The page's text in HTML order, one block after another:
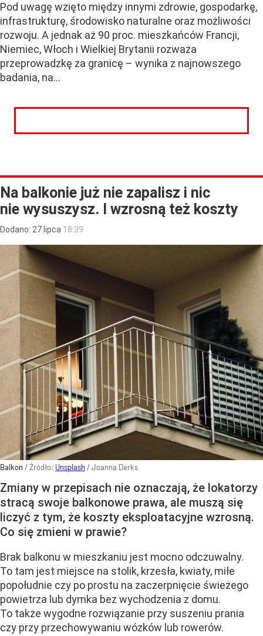
Pod uwagę wzięto między innymi zdrowie, gospodarkę,
infrastrukturę, środowisko naturalne oraz możliwości
rozwoju. A jednak aż 90 proc. mieszkańców Francji,
Niemiec, Włoch i Wielkiej Brytanii rozważa
przeprowadzkę za granicę – wynika z najnowszego
badania, na...
Na balkonie już nie zapalisz i nic
nie wysuszysz. I wzrosną też koszty
Dodano: 27 lipca 18:39
Balkon / Źródło: Unsplash / Joanna Derks
Zmiany w przepisach nie oznaczają, że lokatorzy
stracą swoje balkonowe prawa, ale muszą się
liczyć z tym, że koszty eksploatacyjne wzrosną.
Co się zmieni w prawie?
Brak balkonu w mieszkaniu jest mocno odczuwalny.
To tam jest miejsce na stolik, krzesła, kwiaty, miłe
popołudnie czy po prostu na zaczerpnięcie świeżego
powietrza lub dymka bez wychodzenia z domu.
To także wygodne rozwiązanie przy suszeniu prania
czy przy przechowywaniu wózków lub rowerów.